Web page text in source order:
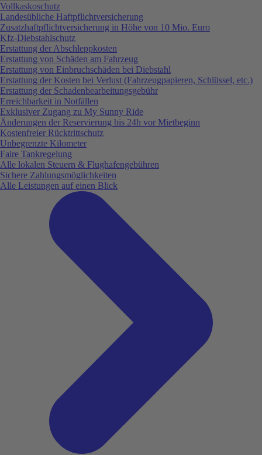
Vollkaskoschutz
Landesübliche Haftpflichtversicherung
Zusatzhaftpflichtversicherung in Höhe von 10 Mio. Euro
Kfz-Diebstahlschutz
Erstattung der Abschleppkosten
Erstattung von Schäden am Fahrzeug
Erstattung von Einbruchschäden bei Diebstahl
Erstattung der Kosten bei Verlust (Fahrzeugpapieren, Schlüssel, etc.)
Erstattung der Schadenbearbeitungsgebühr
Erreichbarkeit in Notfällen
Exklusiver Zugang zu My Sunny Ride
Änderungen der Reservierung bis 24h vor Mietbeginn
Kostenfreier Rücktrittschutz
Unbegrenzte Kilometer
Faire Tankregelung
Alle lokalen Steuern & Flughafengebühren
Sichere Zahlungsmöglichkeiten
Alle Leistungen auf einen Blick